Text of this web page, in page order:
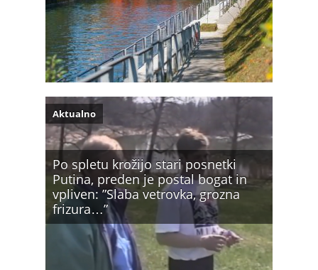
Po spletu krožijo stari posnetki
Putina, preden je postal bogat in
vpliven: ”Slaba vetrovka, grozna
frizura…”
Aktualno